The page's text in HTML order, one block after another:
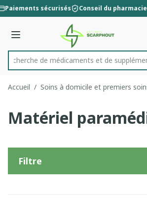
Aller au contenu
1 de 1
Paiements sécurisés Conseil du
Menu
Rechercher
Recherche de médicaments et de su
Accueil / Soins à domicile et premiers
Matériel
Filtre